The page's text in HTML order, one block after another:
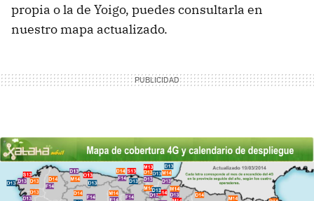
propia o la de Yoigo, puedes consultarla en
nuestro mapa actualizado.